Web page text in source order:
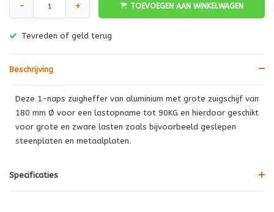
- + TOEVOEGEN AAN WINKELWAGEN
Tevreden of geld terug
Beschrijving
Deze 1-naps zuigheffer van aluminium met grote zuigschijf van
180 mm Ø voor een lastopname tot 90KG en hierdoor geschikt
voor grote en zware lasten zoals bijvoorbeeld geslepen
steenplaten en metaalplaten.
Specificaties